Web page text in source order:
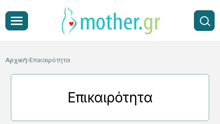
Αρχική Επικαιρότητα
Επικαιρότητα